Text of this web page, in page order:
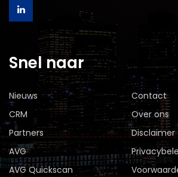
Snel naar
Nieuws
Contact
CRM
Over ons
Partners
Disclaimer
AVG
AVG Quickscan